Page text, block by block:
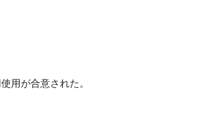
用が合意された。